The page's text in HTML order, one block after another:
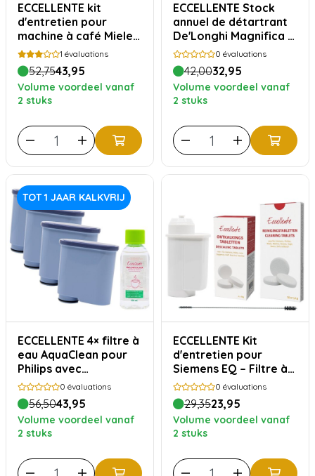
ECCELLENTE kit
d'entretien pour
machine à café Miele -
plus d'un an de
détartrage et de
nettoyage
1 évaluations
52,7543,95
Volume voordeel vanaf
2 stuks
ECCELLENTE Stock
annuel de détartrant
De'Longhi Magnifica S
- 12 pièces
0 évaluations
42,0032,95
Volume voordeel vanaf
2 stuks
TOT 1 JAAR KALKVRIJ
ECCELLENTE 4× filtre à
eau AquaClean pour
Philips avec
détartrant
0 évaluations
56,5043,95
Volume voordeel vanaf
2 stuks
ECCELLENTE Kit
d'entretien pour
Siemens EQ – Filtre à
eau, détartrant et
produit de nettoyage
0 évaluations
29,3523,95
Volume voordeel vanaf
2 stuks